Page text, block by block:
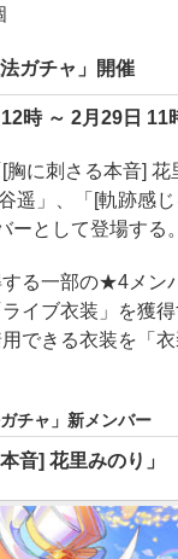
ガチャ」開催
時 ～ 2月29日 11
に刺さる本音] 花
遥」、「[軌跡感
ーとして登場する。
る一部の★4メン
イブ衣装」を獲
できる衣装を「
チャ」新メンバー
音] 花里みのり」